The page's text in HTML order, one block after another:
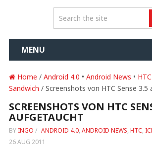
MENU
Home / Android 4.0 • Android News • HTC
Sandwich / Screenshots von HTC Sense
SCREENSHOTS VON HTC
AUFGETAUCHT
BY INGO / ANDROID 4.0, ANDROID NEWS, HTC,
26 AUG 2011